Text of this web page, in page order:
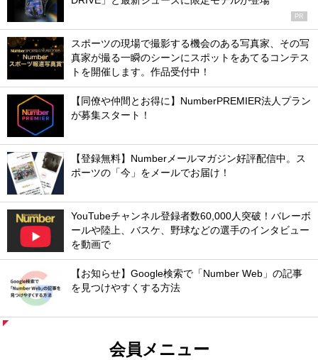
PR
スポーツの現場で撮影する機会のある写真家、その写
真家が撮る一瞬のシーンにスポットをあてるコンテス
トを開催します。作品受付中！
【同僚や仲間とお得に】NumberPREMIER法人プラン
が募集スタート！
【登録無料】Numberメールマガジン好評配信中。ス
ポーツの「今」をメールでお届け！
YouTubeチャンネル登録者数60,000人突破！バレーボ
ールや陸上、バスケ、野球などの選手のインタビュー
を動画で
【お知らせ】Google検索で「Number Web」の記事
を見つけやすくする方法
会員メニュー